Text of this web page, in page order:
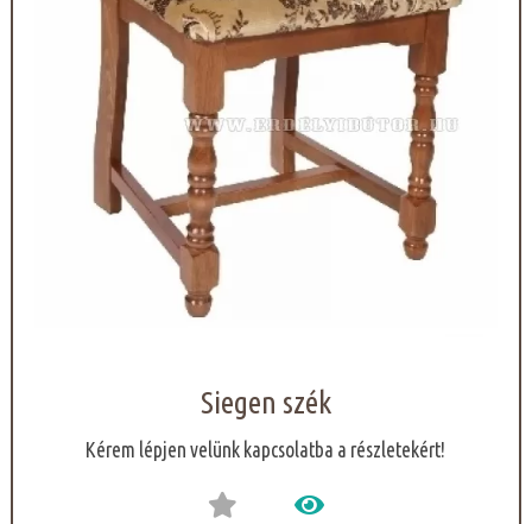
Siegen szék
Kérem lépjen velünk kapcsolatba a részletekért!